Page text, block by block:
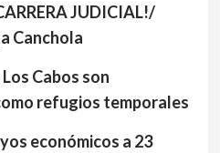
JUDICIAL!/
Canchola
Cabos son
refugios temporales
económicos a 23